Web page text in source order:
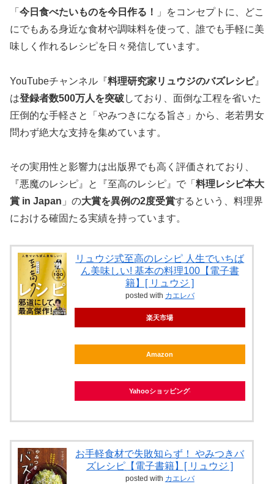
「 今日食べたいものを今日作る！
」をコンセプトに、どこ
にでもある身近な食材や調味料を使って、誰でも手軽に美
味しく作れるレシピを日々発信しています。
YouTubeチャンネル『料理研究家リュウジのバズレシピ』
は登録者数500万人を突破しており、面倒な工程を省いた
圧倒的な手軽さと「やみつきになる旨さ」から、老若男女
問わず絶大な支持を集めています。
その実用性と影響力は出版界でも高く評価されており、
『悪魔のレシピ』と『至高のレシピ』で「 料理レシピ本大
賞 in Japan 」の大賞を異例の2度受賞するという、料理界
における確固たる実績を持っています。
リュウジ式至高のレシピ 人生でいちば
ん美味しい! 基本の料理100【電子書
籍】[ リュウジ ]
posted with カエレバ
楽天市場
Amazon
Yahooショッピング
お手軽食材で失敗知らず！ やみつきバ
ズレシピ【電子書籍】[ リュウジ ]
posted with カエレバ